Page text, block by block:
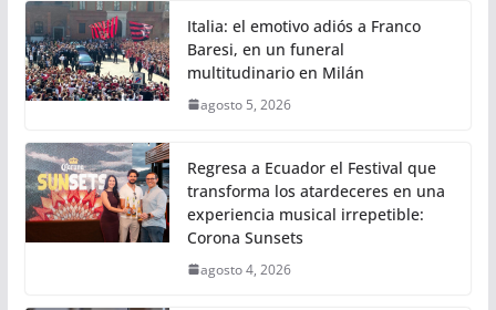
Italia: el emotivo adiós a Franco
Baresi, en un funeral
multitudinario en Milán
agosto 5, 2026
Regresa a Ecuador el Festival que
transforma los atardeceres en una
experiencia musical irrepetible:
Corona Sunsets
agosto 4, 2026